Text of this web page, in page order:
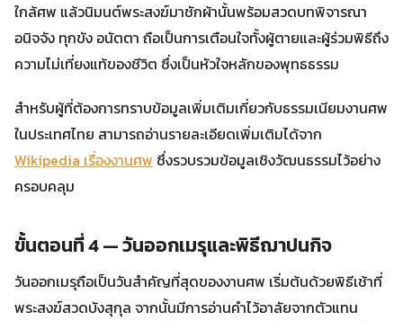
ใกล้ศพ แล้วนิมนต์พระสงฆ์มาชักผ้านั้นพร้อมสวดบทพิจารณา
อนิจจัง ทุกขัง อนัตตา ถือเป็นการเตือนใจทั้งผู้ตายและผู้ร่วมพิธีถึง
ความไม่เที่ยงแท้ของชีวิต ซึ่งเป็นหัวใจหลักของพุทธธรรม
สำหรับผู้ที่ต้องการทราบข้อมูลเพิ่มเติมเกี่ยวกับธรรมเนียมงานศพ
ในประเทศไทย สามารถอ่านรายละเอียดเพิ่มเติมได้จาก
Wikipedia เรื่องงานศพ ซึ่งรวบรวมข้อมูลเชิงวัฒนธรรมไว้อย่าง
ครอบคลุม
ขั้นตอนที่ 4 — วันออกเมรุและพิธีฌาปนกิจ
วันออกเมรุถือเป็นวันสำคัญที่สุดของงานศพ เริ่มต้นด้วยพิธีเช้าที่
พระสงฆ์สวดบังสุกุล จากนั้นมีการอ่านคำไว้อาลัยจากตัวแทน